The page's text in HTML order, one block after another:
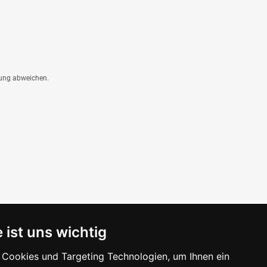
ist uns wichtig
und Targeting Technologien, um Ihnen ein
abweichen.